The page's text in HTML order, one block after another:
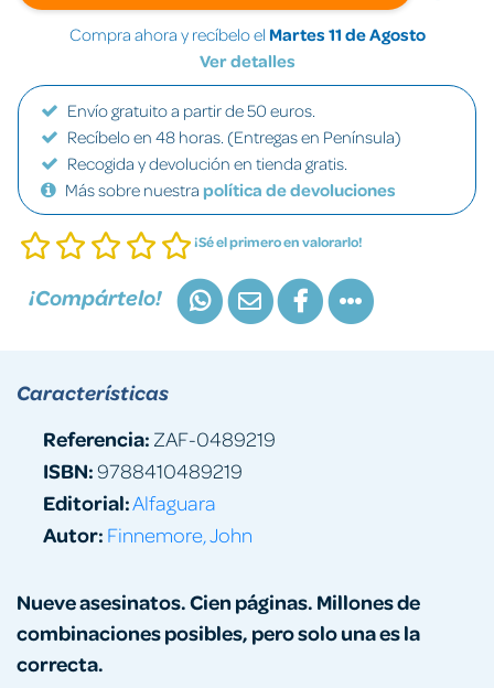
Compra ahora y recíbelo el Martes 11 de Agosto
Ver detalles
Envío gratuito a partir de 50 euros.
Recíbelo en 48 horas. (Entregas en Península)
Recogida y devolución en tienda gratis.
Más sobre nuestra política de devoluciones
¡Sé el primero en valorarlo!
¡Compártelo!
Nueve asesinatos. Cien páginas. Millones de
combinaciones posibles, pero solo una es la
correcta.
Características
Referencia: ZAF-0489219
ISBN:9788410489219
Editorial:Alfaguara
Autor: Finnemore, John